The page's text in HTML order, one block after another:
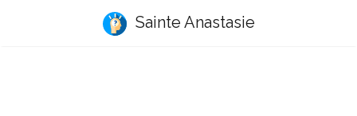
Sainte Anastasie